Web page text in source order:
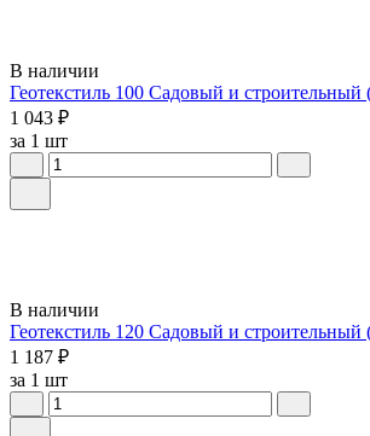
В наличии
Геотекстиль 100 Садовый и строительный
1 043 ₽
за 1 шт
В наличии
Геотекстиль 120 Садовый и строительный
1 187 ₽
за 1 шт